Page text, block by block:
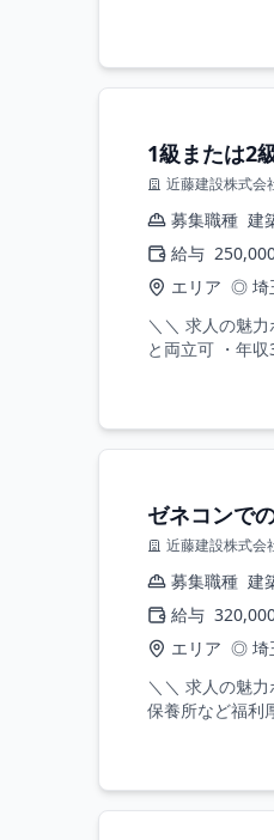
1級または2
近藤建設株式会
募集職種 建
給与
エリア ◎ 埼
＼＼ 求人の魅
と両立可 ・年
ゼネコンで
近藤建設株式会
募集職種 建
給与
エリア ◎ 埼
＼＼ 求人の魅
保養所など福利